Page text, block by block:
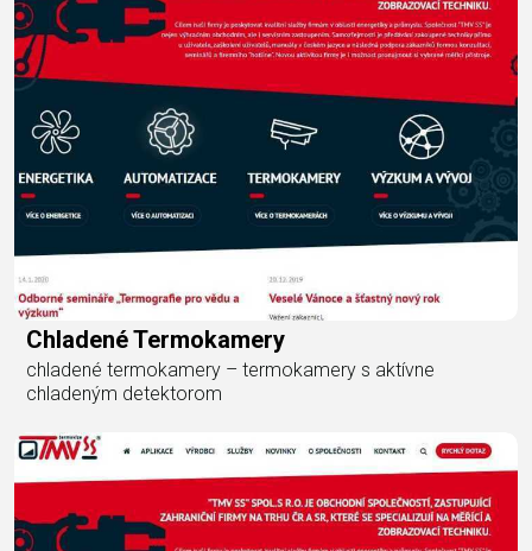
Chladené Termokamery
chladené termokamery – termokamery s aktívne
chladeným detektorom